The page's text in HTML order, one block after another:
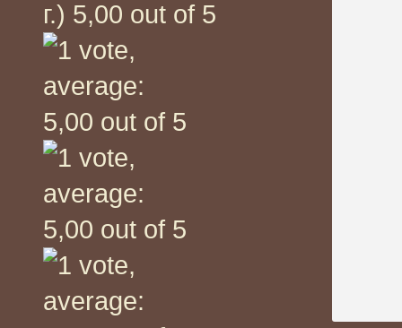
г.)